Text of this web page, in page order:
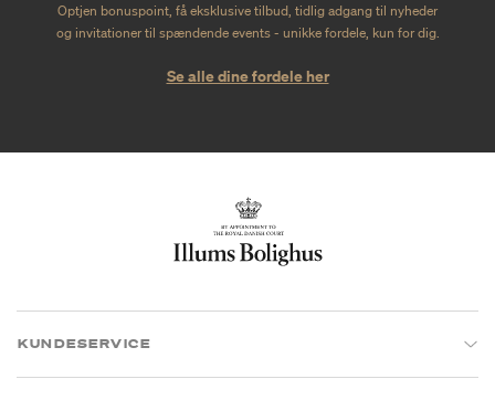
Optjen bonuspoint, få eksklusive tilbud, tidlig adgang til nyheder
og invitationer til spændende events - unikke fordele, kun for dig.
Se alle dine fordele her
KUNDESERVICE